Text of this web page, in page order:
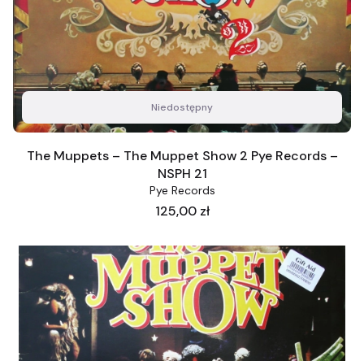
Niedostępny
The Muppets – The Muppet Show 2 Pye Records –
NSPH 21
Pye Records
Cena
125,00 zł